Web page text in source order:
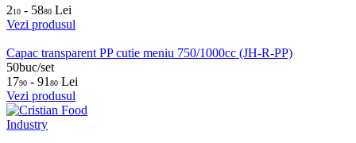
210 - 5880 Lei
Vezi produsul
Capac transparent PP cutie meniu 750/1000cc (JH-R-PP)
50buc/set
1790 - 91 80 Lei
Vezi produsul